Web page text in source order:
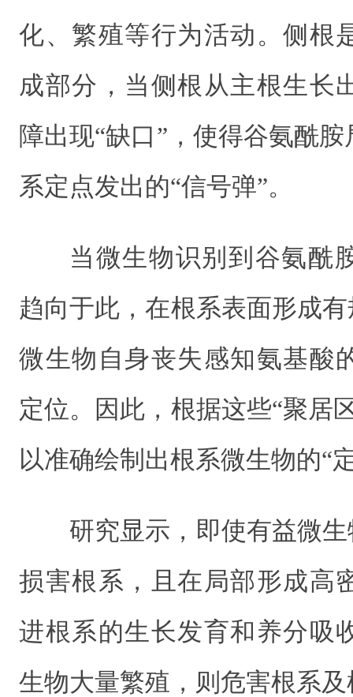
化、繁殖等行为活动。侧根
成部分，当侧根从主根生长
障出现“缺口”，使得谷氨酰
系定点发出的“信号弹”。
当微生物识别到谷氨酰
趋向于此，在根系表面形成
微生物自身丧失感知氨基酸
定位。因此，根据这些“聚居
以准确绘制出根系微生物的“
研究显示，即使有益微
损害根系，且在局部形成高
进根系的生长发育和养分吸
生物大量繁殖，则危害根系